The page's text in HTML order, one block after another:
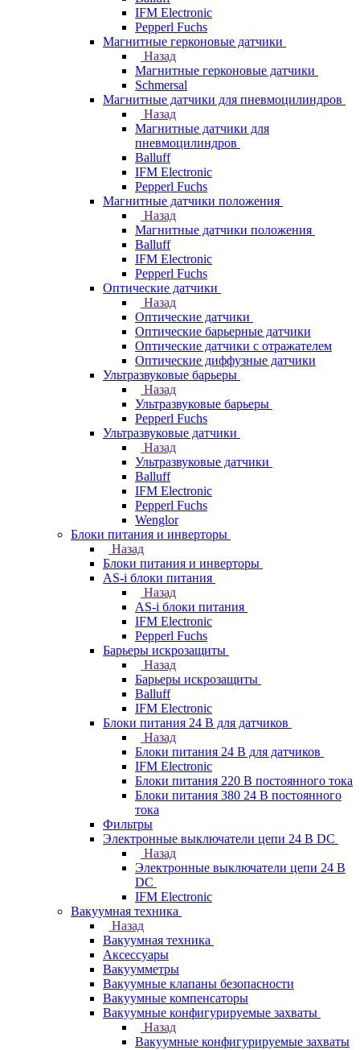
IFM Electronic
Pepperl Fuchs
Магнитные герконовые датчики
Назад
Магнитные герконовые датчики
Schmersal
Магнитные датчики для пневмоцилиндров
Назад
Магнитные датчики для
пневмоцилиндров
Balluff
IFM Electronic
Pepperl Fuchs
Магнитные датчики положения
Назад
Магнитные датчики положения
Balluff
IFM Electronic
Pepperl Fuchs
Оптические датчики
Назад
Оптические датчики
Оптические барьерные датчики
Оптические датчики с отражателем
Оптические диффузные датчики
Ультразвуковые барьеры
Назад
Ультразвуковые барьеры
Pepperl Fuchs
Ультразвуковые датчики
Назад
Ультразвуковые датчики
Balluff
IFM Electronic
Pepperl Fuchs
Wenglor
Блоки питания и инверторы
Назад
Блоки питания и инверторы
AS-i блоки питания
Назад
AS-i блоки питания
IFM Electronic
Pepperl Fuchs
Барьеры искрозащиты
Назад
Барьеры искрозащиты
Balluff
IFM Electronic
Блоки питания 24 В для датчиков
Назад
Блоки питания 24 В для датчиков
IFM Electronic
Блоки питания 220 В постоянного тока
Блоки питания 380 24 В постоянного
тока
Фильтры
Электронные выключатели цепи 24 В DC
Назад
Электронные выключатели цепи 24 В
DC
IFM Electronic
Вакуумная техника
Назад
Вакуумная техника
Аксессуары
Вакуумметры
Вакуумные клапаны безопасности
Вакуумные компенсаторы
Вакуумные конфигурируемые захваты
Назад
Вакуумные конфигурируемые захваты